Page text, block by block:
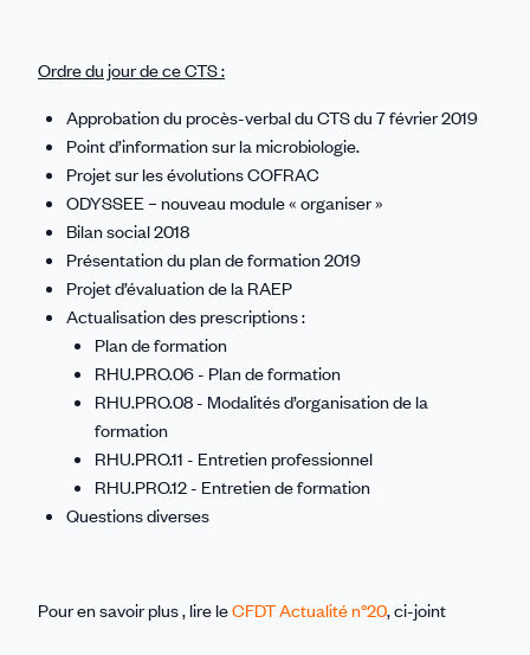
Ordre du jour de ce CTS :
Approbation du procès-verbal du CTS du 7 février 2019
Point d’information sur la microbiologie.
Projet sur les évolutions COFRAC
ODYSSEE – nouveau module « organiser »
Bilan social 2018
Présentation du plan de formation 2019
Projet d’évaluation de la RAEP
Actualisation des prescriptions :
Plan de formation
RHU.PRO.06 - Plan de formation
RHU.PRO.08 - Modalités d’organisation de la
formation
RHU.PRO.11 - Entretien professionnel
RHU.PRO.12 - Entretien de formation
Questions diverses
Pour en savoir plus , lire leCFDT Actualité n°20, ci-joint